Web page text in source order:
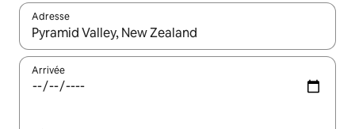
Adresse
Lorsque les résultats s'affichent, utilisez les flèches vers le
Arrivée